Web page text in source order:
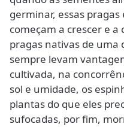
germinar, essas
começam a crescer e a
pragas nativas de uma
sempre levam
cultivada, na
sol e umidade, os
plantas do que eles
sufocadas, por fim,